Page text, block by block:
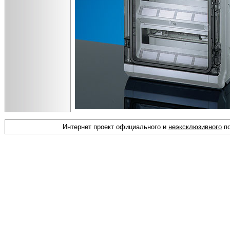
Интернет проект официального и неэксклюзивного